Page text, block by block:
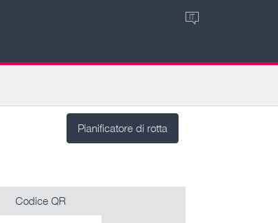
IT
Pianificatore di rotta
Codice QR